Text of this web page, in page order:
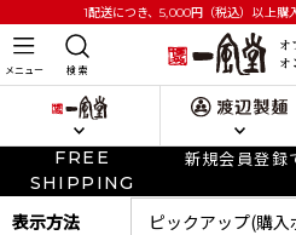
1配送につき、5,000円 （税込）以上購
メニュー 検 索
FREE
SHIPPING
新規会員登録
表示方法